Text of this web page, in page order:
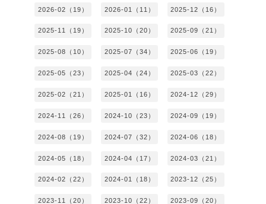
2026-02（19） 2026-01（11） 2025-12（16）
2025-11（19） 2025-10（20） 2025-09（21）
2025-08（10） 2025-07（34） 2025-06（19）
2025-05（23） 2025-04（24） 2025-03（22）
2025-02（21） 2025-01（16） 2024-12（29）
2024-11（26） 2024-10（23） 2024-09（19）
2024-08（19） 2024-07（32） 2024-06（18）
2024-05（18） 2024-04（17） 2024-03（21）
2024-02（22） 2024-01（18） 2023-12（25）
2023-11（20） 2023-10（22） 2023-09（20）